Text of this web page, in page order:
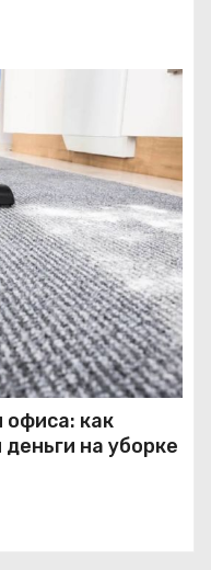
офиса: как
на уборке